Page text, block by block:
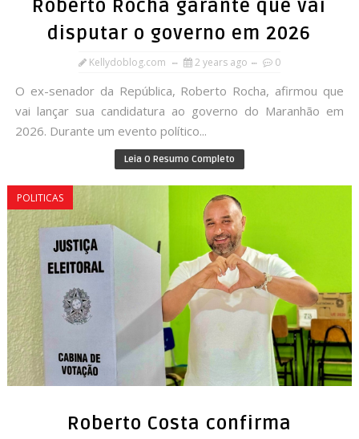
Roberto Rocha garante que vai
disputar o governo em 2026
Kellydoblog.com 2 years ago 0
O ex-senador da República, Roberto Rocha, afirmou que
vai lançar sua candidatura ao governo do Maranhão em
2026. Durante um evento político...
Leia O Resumo Completo
POLITICAS
Roberto Costa confirma